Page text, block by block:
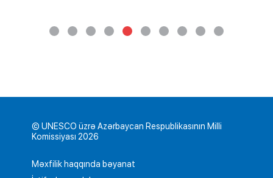
© UNESCO üzrə Azərbaycan Respublikasının Milli
Komissiyası 2026
Məxfilik haqqında bəyanat